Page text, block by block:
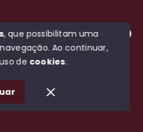
w Decorado
para encontrar o
, que possibilitam uma
Ao continuar,
de cookies.